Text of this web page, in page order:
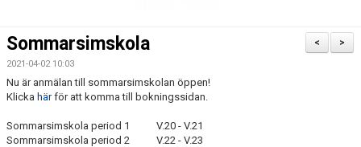
ANTIDOPING
STRATEGI 2025
KALENDER
>
<
Sommarsimskola
2021-04-02 10:03
Nu är anmälan till sommarsimskolan öppen!
Klicka härför att komma till bokningssidan.
Sommarsimskola period 1 V.20 - V.21
Sommarsimskola period 2 V.22 - V.23